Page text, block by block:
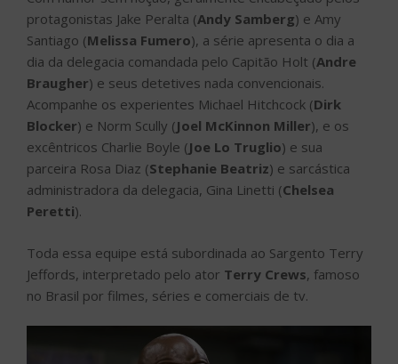
protagonistas Jake Peralta (Andy Samberg) e Amy
Santiago (Melissa Fumero), a série apresenta o dia a
dia da delegacia comandada pelo Capitão Holt (Andre
Braugher) e seus detetives nada convencionais.
Acompanhe os experientes Michael Hitchcock (Dirk
Blocker) e Norm Scully (Joel McKinnon Miller), e os
excêntricos Charlie Boyle (Joe Lo Truglio) e sua
parceira Rosa Diaz (Stephanie Beatriz) e sarcástica
administradora da delegacia, Gina Linetti (Chelsea
Peretti).
Toda essa equipe está subordinada ao Sargento Terry
Jeffords, interpretado pelo ator Terry Crews, famoso
no Brasil por filmes, séries e comerciais de tv.